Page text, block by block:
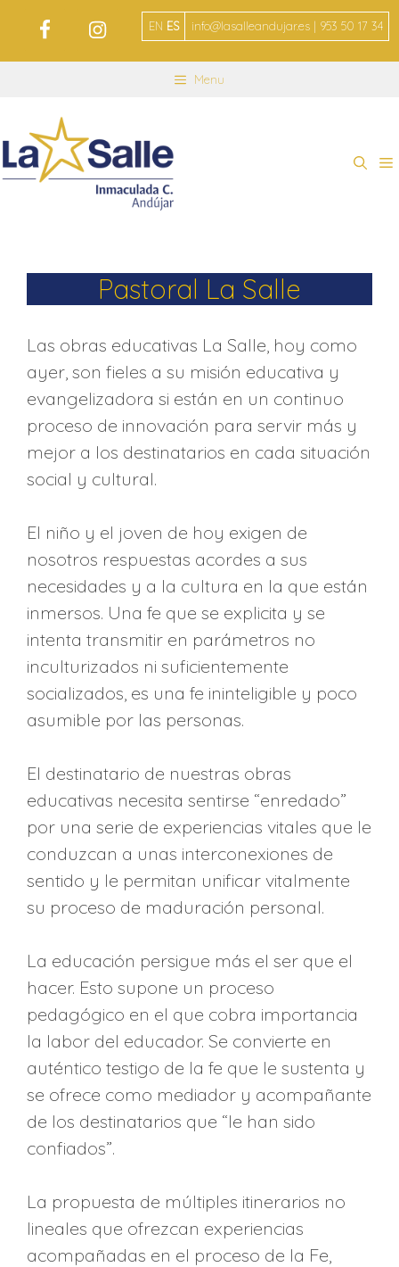
EN ES info@lasalleandujar.es | 953 50 17 34
Menu
Pastoral La Salle
Las obras educativas La Salle, hoy como
ayer, son fieles a su misión educativa y
evangelizadora si están en un continuo
proceso de innovación para servir más y
mejor a los destinatarios en cada situación
social y cultural.
El niño y el joven de hoy exigen de
nosotros respuestas acordes a sus
necesidades y a la cultura en la que están
inmersos. Una fe que se explicita y se
intenta transmitir en parámetros no
inculturizados ni suficientemente
socializados, es una fe ininteligible y poco
asumible por las personas.
El destinatario de nuestras obras
educativas necesita sentirse “enredado”
por una serie de experiencias vitales que le
conduzcan a unas interconexiones de
sentido y le permitan unificar vitalmente
su proceso de maduración personal.
La educación persigue más el ser que el
hacer. Esto supone un proceso
pedagógico en el que cobra importancia
la labor del educador. Se convierte en
auténtico testigo de la fe que le sustenta y
se ofrece como mediador y acompañante
de los destinatarios que “le han sido
confiados”.
La propuesta de múltiples itinerarios no
lineales que ofrezcan experiencias
acompañadas en el proceso de la Fe,